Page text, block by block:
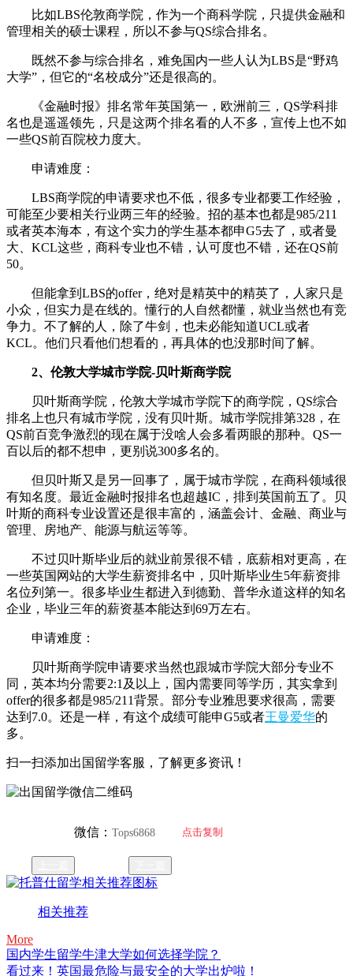
比如LBS伦敦商学院，作为一个商科学院，只提供金融和
管理相关的硕士课程，所以不参与QS综合排名。
既然不参与综合排名，难免国内一些人认为LBS是“野鸡
大学”，但它的“名校成分”还是很高的。
《金融时报》排名常年英国第一，欧洲前三，QS学科排
名也是遥遥领先，只是这两个排名看的人不多，宣传上也不如
一些QS前百院校力度大。
申请难度：
LBS商学院的申请要求也不低，很多专业都要工作经验，
可能至少要相关行业两三年的经验。招的基本也都是985/211
或者英本海本，有这个实力的学生基本都申G5去了，或者曼
大、KCL这些，商科专业也不错，认可度也不错，还在QS前
50。
但能拿到LBS的offer，绝对是精英中的精英了，人家只是
小众，但实力是在线的。懂行的人自然都懂，就业当然也有竞
争力。不了解的人，除了牛剑，也未必能知道UCL或者
KCL。他们只看他们想看的，再具体的也没那时间了解。
2、伦敦大学城市学院-贝叶斯商学院
贝叶斯商学院，伦敦大学城市学院下的商学院，QS综合
排名上也只有城市学院，没有贝叶斯。城市学院排第328，在
QS前百竞争激烈的现在属于没啥人会多看两眼的那种。QS一
百以后的都不想申，更别说300多名的。
但贝叶斯又是另一回事了，属于城市学院，在商科领域很
有知名度。最近金融时报排名也超越IC，排到英国前五了。贝
叶斯的商科专业设置还是很丰富的，涵盖会计、金融、商业与
管理、房地产、能源与航运等等。
不过贝叶斯毕业后的就业前景很不错，底薪相对更高，在
一些英国网站的大学生薪资排名中，贝叶斯毕业生5年薪资排
名位列第一。很多毕业生都进入到德勤、普华永道这样的知名
企业，毕业三年的薪资基本能达到69万左右。
申请难度：
贝叶斯商学院申请要求当然也跟城市学院大部分专业不
同，英本均分需要2:1及以上，国内需要同等学历，其实拿到
offer的很多都是985/211背景。部分专业雅思要求很高，需要
达到7.0。还是一样，有这个成绩可能申G5或者王曼爱华的
多。
扫一扫添加出国留学客服，了解更多资讯！
微信：Tops6868 点击复制
相关推荐
More
国内学生留学牛津大学如何选择学院？
看过来！英国最危险与最安全的大学出炉啦！